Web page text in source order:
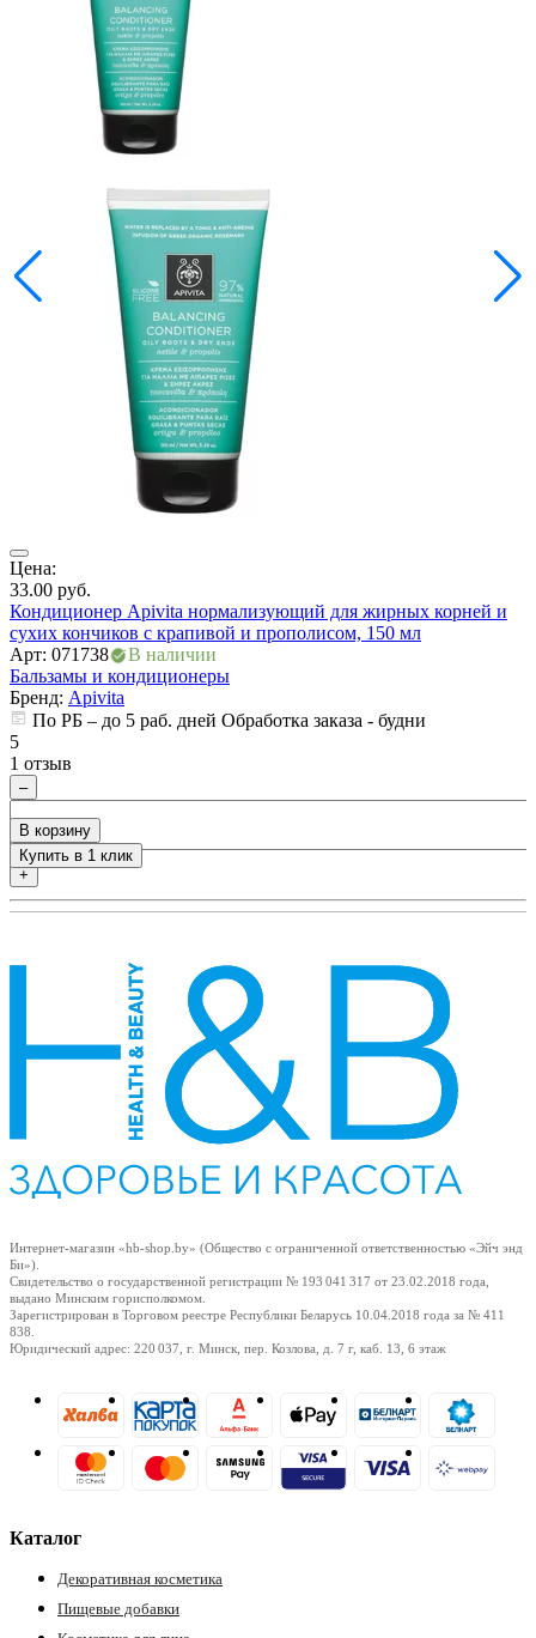
Цена:
33.00 руб.
Кондиционер Apivita нормализующий для жирных корней и
сухих кончиков с крапивой и прополисом, 150 мл
Арт: 071738
В наличии
Бальзамы и кондиционеры
Бренд: Apivita
По РБ – до 5 раб. дней Обработка заказа - будни
5
1 отзыв
–
+
В корзину
Купить в 1 клик
Интернет-магазин «hb-shop.by» (Общество с ограниченной ответственностью «Эйч энд
Би»).
Свидетельство о государственной регистрации № 193 041 317 от 23.02.2018 года,
выдано Минским горисполкомом.
Зарегистрирован в Торговом реестре Республики Беларусь 10.04.2018 года за № 411
838.
Юридический адрес: 220 037, г. Минск, пер. Козлова, д. 7 г, каб. 13, 6 этаж
Каталог
Декоративная косметика
Пищевые добавки